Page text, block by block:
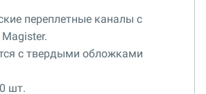
переплетные каналы с
с твердыми обложками
шт.